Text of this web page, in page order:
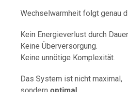
Wechselwarmheit folgt genau
Kein Energieverlust durch
Keine Überversorgung.
Keine unnötige Komplexität.
Das System ist nicht maximal,